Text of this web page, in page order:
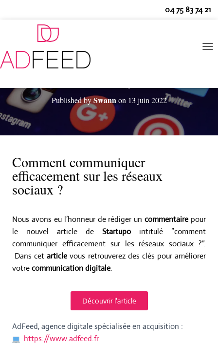
04 75 83 74 21
I
R
Published bySwann on 13 juin 2022
Comment communiquer
efficacement sur les réseaux
sociaux ?
Nous avons eu l’honneur de rédiger uncommentaire pour
le nouvel article de Startupo intitulé “comment
communiquer efficacement sur les réseaux sociaux ?”.
Dans cetarticle vous retrouverez des clés pour améliorer
votrecommunication digitale.
Découvrir l'article
AdFeed, agence digitale spécialisée en acquisition :
https://www.adfeed.fr